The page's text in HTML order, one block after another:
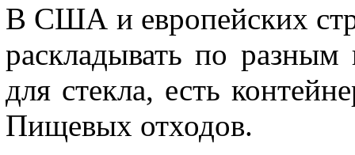
В США и европейских
раскладывать по разным
для стекла, есть
Пищевых отходов.